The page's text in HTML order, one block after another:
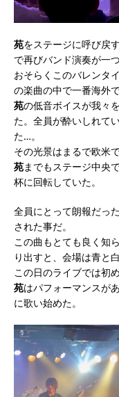
苑をステージに呼び戻
で再びバンド演奏が一
おそらくこのバレンタ
の楽曲の中で一番海外
苑の低音ボイスが我々
た。全員が酔いしれて
た…。
その光景はまるで欧米
苑までもステージ中央
杯に回転していた。
全員にとって朗報だっ
された事だ。
この曲もとても良く知
り出すと、会場は青と
この日のライブでは初
苑はパフォーマンスが
に歌い始めた。